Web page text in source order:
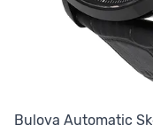
Bulova Automatic